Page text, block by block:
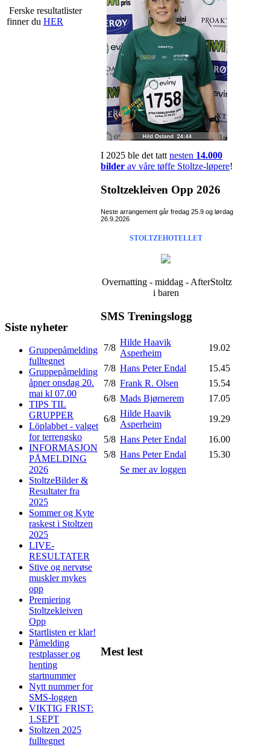
Ferske resultatlister
finner du HER
Siste nyheter
Gruppepåmelding
fulltegnet
Gruppepåmelding
åpner onsdag 20.
mai kl 07.00
TIPS TIL
GRUPPER
Löplabbet - valget
for terrengsko
INFORMASJON
PÅMELDING
2026
StoltzeBilder &
Resultater fra
2025
Sommer og Kyte
raskest i Stoltzen
2025
LIVE-
RESULTATER
Stive og nervøse
muskler mykes
opp
Premiering
Stoltzekleiven
Opp
Startlisten er klar!
Påmelding
restplasser og
henting
startnummer
Nytt nummer for
SMS-loggen
VIKTIG FRIST:
1.SEPT
Stoltzen 2025
fulltegnet
I 2025 ble det tattnesten 14.000
bilder av våre tøffe Stoltze-løpere!
Stoltzekleiven Opp 2026
Neste arrangement går fredag 25.9 og lørdag
26.9.2026
STOLTZEHOTELLET
Overnatting - middag - AfterStoltz
i baren
SMS Treningslogg
7/8
Hilde Haavik
Asperheim
19.02
7/8 Hans Peter Endal
15.45
7/8 Frank R. Olsen
15.54
6/8 Mads Bjørnerem
17.05
6/8
Hilde Haavik
Asperheim
19.29
5/8 Hans Peter Endal
16.00
5/8 Hans Peter Endal
15.30
Se mer av loggen
Mest lest